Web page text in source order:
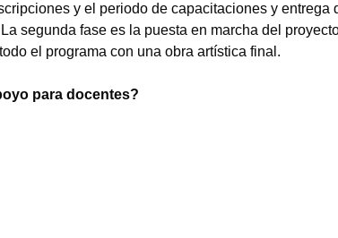
y el periodo de capacitaciones y entrega
segunda fase es la puesta en marcha del
el programa con una obra artística final.
para docentes?